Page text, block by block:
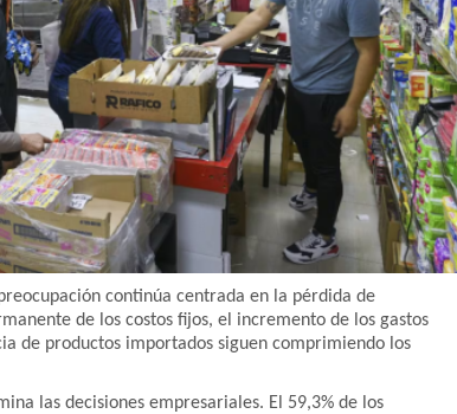
continúa centrada en la pérdida de
de los costos fijos, el incremento de los gastos
de productos importados siguen comprimiendo los
las decisiones empresariales. El 59,3% de los